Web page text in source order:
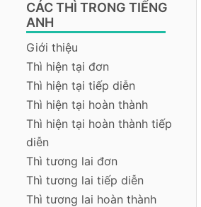
CÁC THÌ TRONG TIẾNG
ANH
Giới thiệu
Thì hiện tại đơn
Thì hiện tại tiếp diễn
Thì hiện tại hoàn thành
Thì hiện tại hoàn thành tiếp
diễn
Thì tương lai đơn
Thì tương lai tiếp diễn
Thì tương lai hoàn thành